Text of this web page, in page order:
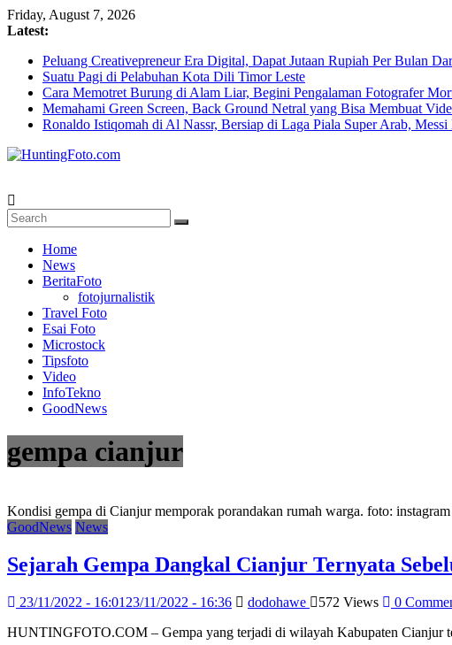
Skip
to
Friday, August 7, 2026
Latest:
Peluang Creativepreneur Era Digital, Dapat Jutaan Rupiah Per Bulan
Suatu Pagi di Pelabuhan Kota Dili Timor Leste
Cara Memotret Burung di Alam Liar, Begini Pengalaman Fotografer
Memahami Green Screen, Back Ground Netral yang Bisa Membuat
Ronaldo Istiqomah di Al Nassr, Bersiap di Laga Piala Super Arab,
Portal
Fotografi
Terpercaya
Home
News
BeritaFoto
fotojurnalistik
Travel Foto
Esai Foto
Microstock
Tipsfoto
Video
InfoTekno
GoodNews
gempa cianjur
Kondisi gempa di Cianjur memporak porandakan rumah warga. foto:
GoodNews News
Sejarah Gempa Dangkal Cianjur Ternyata
23/11/2022 - 16:01 23/11/2022 - 16:36 dodohawe 572 Views 0
HUNTINGFOTO.COM – Gempa yang terjadi di wilayah Kabupaten Cianjur